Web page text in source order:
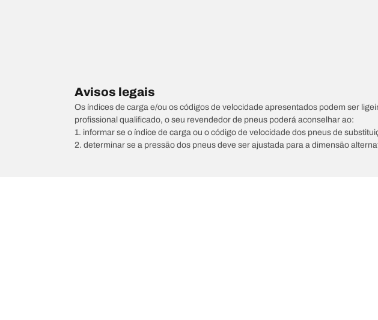
Avisos legais
Os índices de carga e/ou os códigos de velocidade apresentados podem ser
profissional qualificado, o seu revendedor de pneus poderá aconselhar ao:
1. informar se o índice de carga ou o código de velocidade dos pneus de
2. determinar se a pressão dos pneus deve ser ajustada para a dimensão